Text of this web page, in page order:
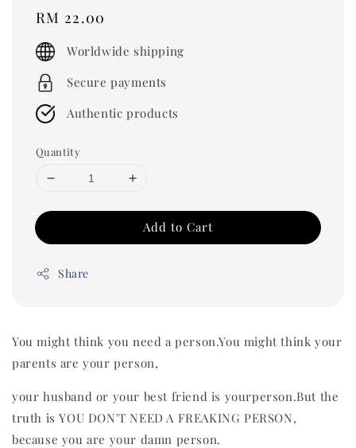
Regular
price
RM 22.00
Worldwide shipping
Secure payments
Authentic products
Quantity
Add to Cart
Share
You might think you need a person.You might think your
parents are your person,
your husband or your best friend is yourperson.But the
truth is YOU DON'T NEED A FREAKING PERSON,
because you are your damn person.